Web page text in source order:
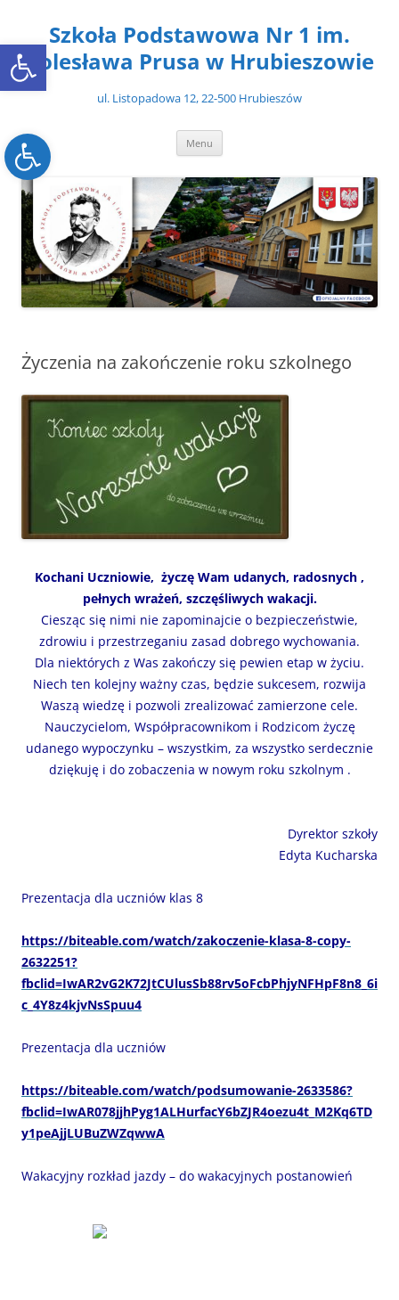
Open toolbar
Open toolbar
treściSzkoła Podstawowa Nr 1 im.
Bolesława Prusa w Hrubieszowie
ul. Listopadowa 12, 22-500 Hrubieszów
Menu
Życzenia na zakończenie roku szkolnego
Kochani Uczniowie, życzę Wam udanych, radosnych ,
pełnych wrażeń, szczęśliwych wakacji.
Ciesząc się nimi nie zapominajcie o bezpieczeństwie,
zdrowiu i przestrzeganiu zasad dobrego wychowania.
Dla niektórych z Was zakończy się pewien etap w życiu.
Niech ten kolejny ważny czas, będzie sukcesem, rozwija
Waszą wiedzę i pozwoli zrealizować zamierzone cele.
Nauczycielom, Współpracownikom i Rodzicom życzę
udanego wypoczynku – wszystkim, za wszystko serdecznie
dziękuję i do zobaczenia w nowym roku szkolnym .
Dyrektor szkoły
Edyta Kucharska
Prezentacja dla uczniów klas 8
https://biteable.com/watch/zakoczenie-klasa-8-copy-
2632251?
fbclid=IwAR2vG2K72JtCUlusSb88rv5oFcbPhjyNFHpF8n8_6i
c_4Y8z4kjvNsSpuu4
Prezentacja dla uczniów
https://biteable.com/watch/podsumowanie-2633586?
fbclid=IwAR078jjhPyg1ALHurfacY6bZJR4oezu4t_M2Kq6TD
y1peAjjLUBuZWZqwwA
Wakacyjny rozkład jazdy – do wakacyjnych postanowień